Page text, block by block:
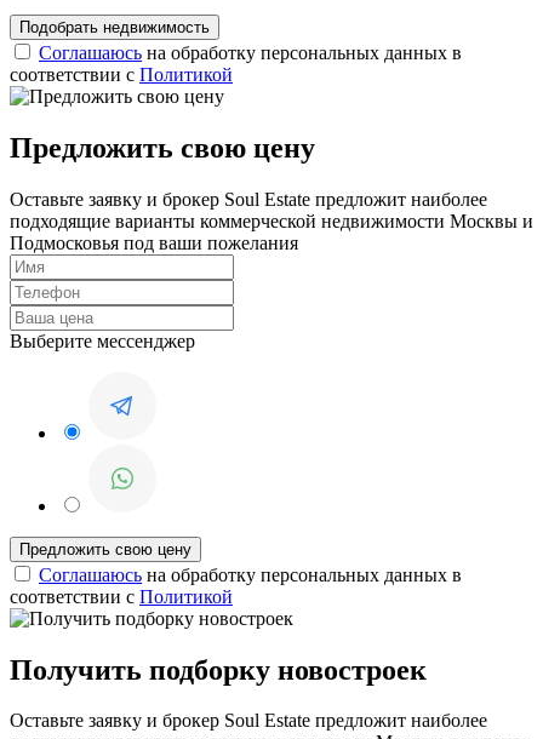
Соглашаюсь на обработку персональных данных в
соответствии с Политикой
Предложить свою цену
Оставьте заявку и брокер Soul Estate предложит наиболее
подходящие варианты коммерческой недвижимости Москвы и
Подмосковья под ваши пожелания
Выберите мессенджер
Соглашаюсь на обработку персональных данных в
соответствии с Политикой
Получить подборку новостроек
Оставьте заявку и брокер Soul Estate предложит наиболее